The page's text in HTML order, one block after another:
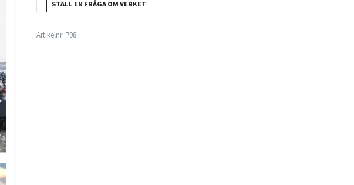
STÄLL EN FRÅGA OM VERKET
Artikelnr: 798